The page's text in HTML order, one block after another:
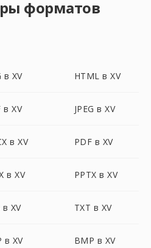
форматов
в XV HTML в XV
в XV JPEG в XV
в XV PDF в XV
в XV PPTX в XV
в XV TXT в XV
в XV BMP в XV